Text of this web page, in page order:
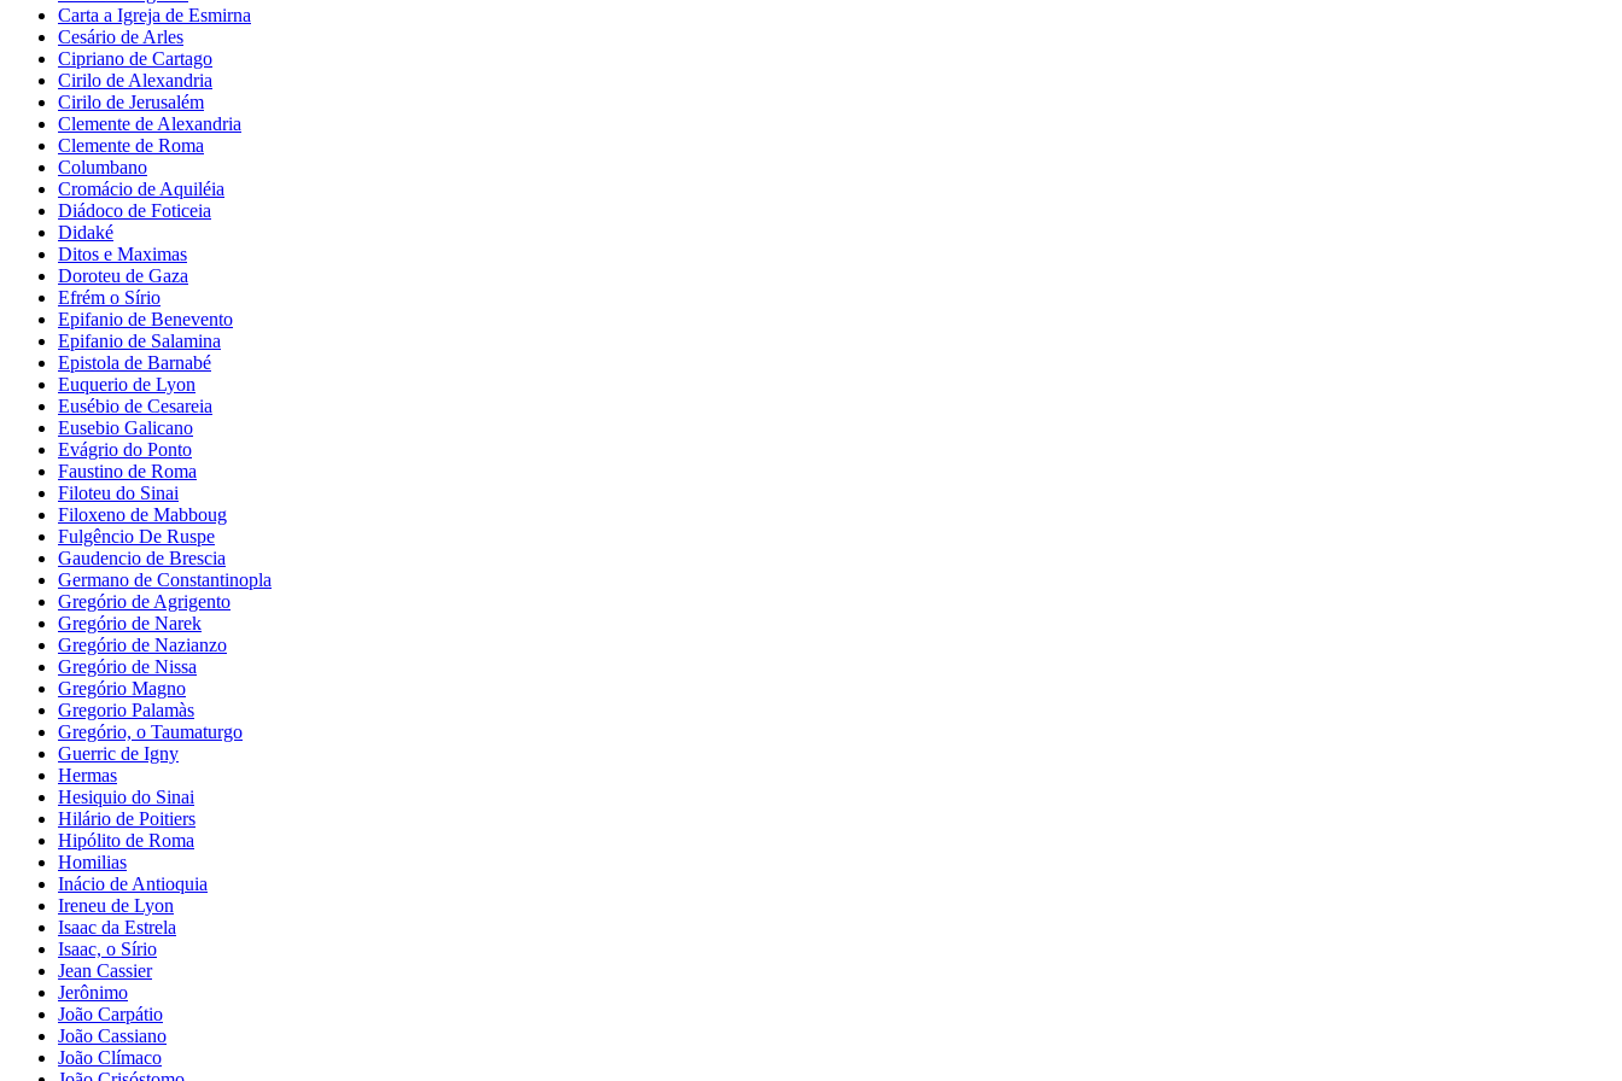
Carta a Igreja de Esmirna
Cesário de Arles
Cipriano de Cartago
Cirilo de Alexandria
Cirilo de Jerusalém
Clemente de Alexandria
Clemente de Roma
Columbano
Cromácio de Aquiléia
Diádoco de Foticeia
Didaké
Ditos e Maximas
Doroteu de Gaza
Efrém o Sírio
Epifanio de Benevento
Epifanio de Salamina
Epistola de Barnabé
Euquerio de Lyon
Eusébio de Cesareia
Eusebio Galicano
Evágrio do Ponto
Faustino de Roma
Filoteu do Sinai
Filoxeno de Mabboug
Fulgêncio De Ruspe
Gaudencio de Brescia
Germano de Constantinopla
Gregório de Agrigento
Gregório de Narek
Gregório de Nazianzo
Gregório de Nissa
Gregório Magno
Gregorio Palamàs
Gregório, o Taumaturgo
Guerric de Igny
Hermas
Hesiquio do Sinai
Hilário de Poitiers
Hipólito de Roma
Homilias
Inácio de Antioquia
Ireneu de Lyon
Isaac da Estrela
Isaac, o Sírio
Jean Cassier
Jerônimo
João Carpátio
João Cassiano
João Clímaco